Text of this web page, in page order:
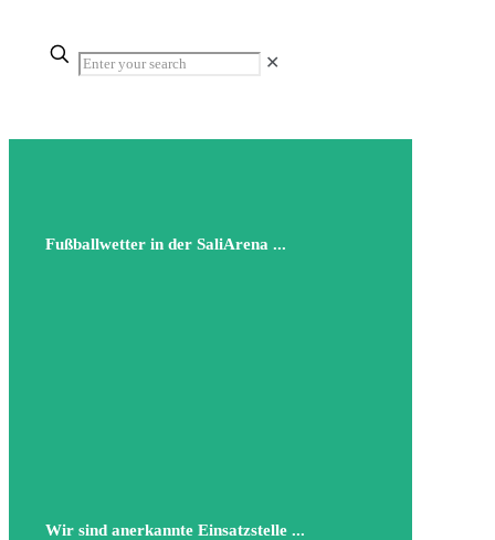
✕
Fußballwetter in der SaliArena ...
Wir sind anerkannte Einsatzstelle ...